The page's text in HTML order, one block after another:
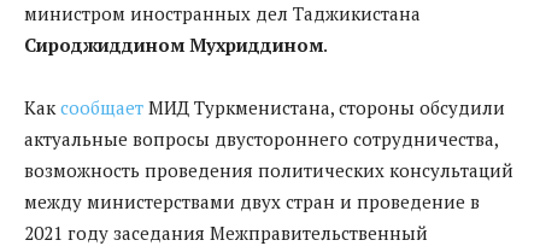
министром иностранных дел Таджикистана
Сироджиддином Мухриддином.
Как сообщает МИД Туркменистана, стороны обсудили
актуальные вопросы двустороннего сотрудничества,
возможность проведения политических консультаций
между министерствами двух стран и проведение в
2021 году заседания Межправительственный